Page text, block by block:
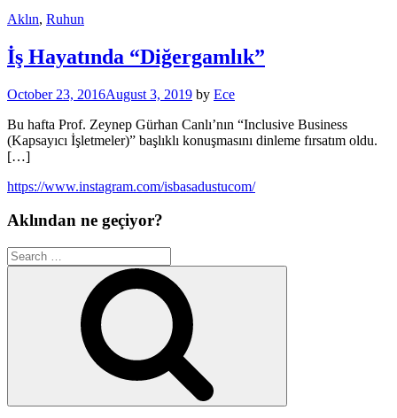
Aklın, Ruhun
İş Hayatında “Diğergamlık”
October 23, 2016August 3, 2019 by Ece
Bu hafta Prof. Zeynep Gürhan Canlı’nın “Inclusive Business
(Kapsayıcı İşletmeler)” başlıklı konuşmasını dinleme fırsatım oldu.
[…]
https://www.instagram.com/isbasadustucom/
Aklından ne geçiyor?
Search
for: